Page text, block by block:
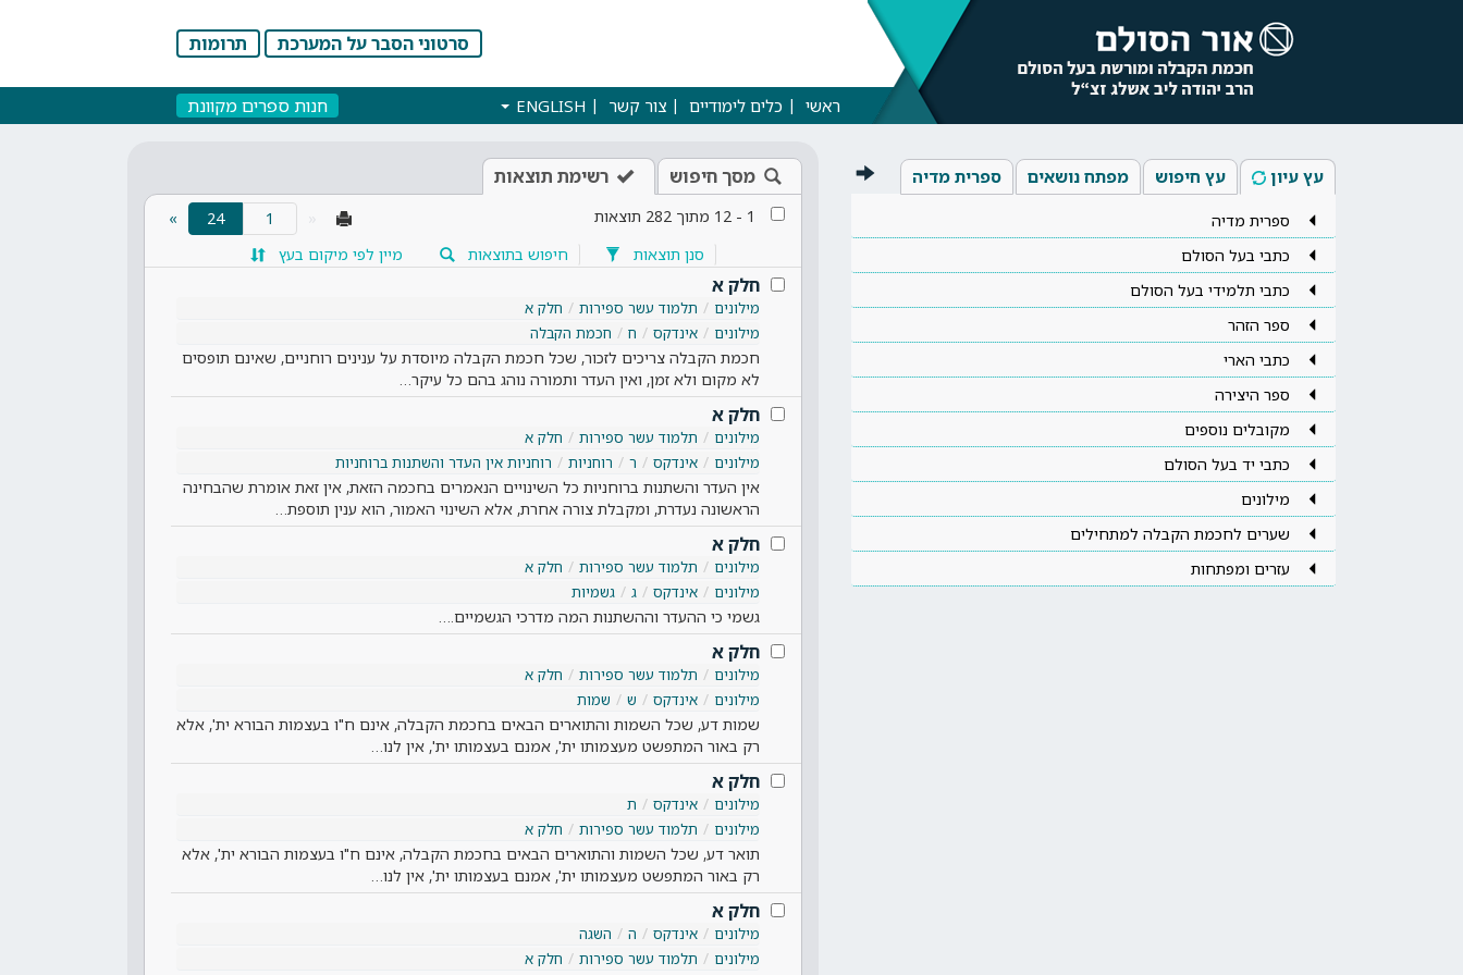
סרטוני הסבר על המערכת תרומות
ראשי כלים לימודיים צור קשר ENGLISH חנות ספרים מקוונת
עץ עיון עץ חיפוש מפתח נושאים ספרית מדיה
ספרית מדיה
כתבי בעל הסולם
כתבי תלמידי בעל הסולם
ספר הזהר
כתבי הארי
ספר היצירה
מקובלים נוספים
כתבי יד בעל הסולם
מילונים
שערים לחכמת הקבלה למתחילים
עזרים ומפתחות
מסך חיפוש רשימת תוצאות
1
-
12 מתוך 282 תוצאות 24
»
סנן תוצאות
חיפוש בתוצאות מיין לפי מיקום בעץ
חלק א
מילונים תלמוד עשר ספירות
חלק א
מילונים
אינדקס ח חכמת הקבלה
חכמת הקבלה צריכים לזכור, שכל חכמת הקבלה מיוסדת על ענינים רוחניים, שאינם תופסים
לא מקום ולא זמן, ואין העדר ותמורה נוהג בהם כל עיקר…
חלק א
מילונים תלמוד עשר ספירות
חלק א
מילונים
אינדקס ר רוחניות רוחניות אין העדר והשתנות ברוחניות
אין העדר והשתנות ברוחניות כל השינויים הנאמרים בחכמה הזאת, אין זאת אומרת שהבחינה
הראשונה נעדרת, ומקבלת צורה אחרת, אלא השינוי האמור, הוא ענין תוספת…
חלק א
מילונים תלמוד עשר ספירות
חלק א
מילונים
אינדקס ג גשמיות
גשמי כי ההעדר וההשתנות המה מדרכי הגשמיים.…
חלק א
מילונים תלמוד עשר ספירות
חלק א
מילונים
אינדקס ש שמות
שמות דע, שכל השמות והתוארים הבאים בחכמת הקבלה, אינם ח"ו בעצמות הבורא ית', אלא
רק באור המתפשט מעצמותו ית', אמנם בעצמותו ית', אין לנו…
חלק א
מילונים אינדקס
ת
מילונים
תלמוד עשר ספירות חלק א
תואר דע, שכל השמות והתוארים הבאים בחכמת הקבלה, אינם ח"ו בעצמות הבורא ית', אלא
רק באור המתפשט מעצמותו ית', אמנם בעצמותו ית', אין לנו…
חלק א
מילונים אינדקס ה
השגה
מילונים
תלמוד עשר ספירות חלק א